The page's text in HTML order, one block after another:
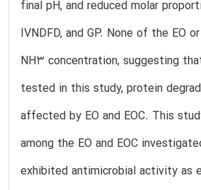
final pH, and reduced molar
IVNDFD, and GP. None of the EO
NH3 concentration, suggesting
tested in this study, protein
affected by EO and EOC. This
among the EO and EOC
exhibited antimicrobial activity as